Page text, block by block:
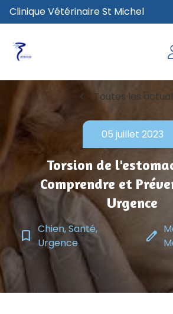
Clinique Vétérinaire St Michel
chevron_left Toutes les
05 juillet 2023
Torsion de
Comprendre et
Urgence
bookmark_border Chien, Santé,
Urgence
edit